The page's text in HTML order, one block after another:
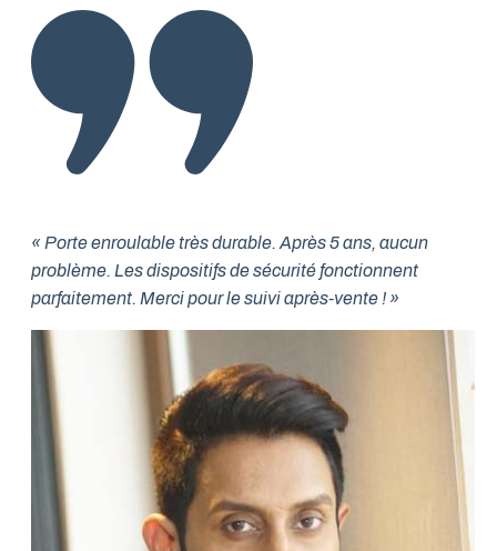
« Porte enroulable très durable. Après 5 ans, aucun
problème. Les dispositifs de sécurité fonctionnent
parfaitement. Merci pour le suivi après-vente ! »